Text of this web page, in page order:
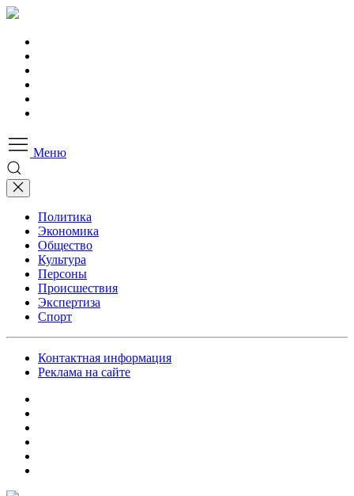
Меню
Политика
Экономика
Общество
Культура
Персоны
Происшествия
Экспертиза
Спорт
Контактная информация
Реклама на сайте